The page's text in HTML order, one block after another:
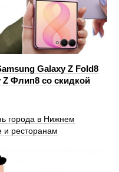
Galaxy Z Fold8
Z Флип8 со скидкой
города в Нижнем
и ресторанам